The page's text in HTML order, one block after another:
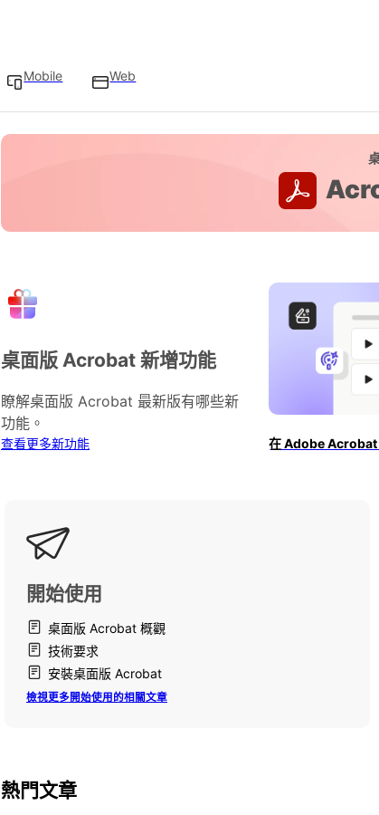
Mobile Web
桌面版 Acrobat 新增功能
瞭解桌面版 Acrobat 最新版有哪些新
功能。
查看更多新功能 在 Adobe Acrobat
開始使用
桌面版 Acrobat 概觀
技術要求
安裝桌面版 Acrobat
檢視更多開始使用的相關文章
熱門文章